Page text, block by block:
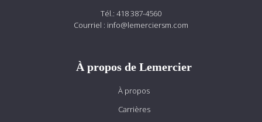
Tél.: 418 387-4560
Courriel : info@lemerciersm.com
À propos de Lemercier
À propos
Carrières